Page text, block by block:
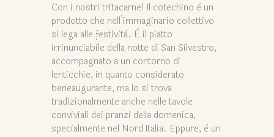
Con i nostri tritacarne! Il cotechino è un
prodotto che nell’immaginario collettivo
si lega alle festività. È il piatto
irrinunciabile della notte di San Silvestro,
accompagnato a un contorno di
lenticchie, in quanto considerato
beneaugurante, ma lo si trova
tradizionalmente anche nelle tavole
conviviali dei pranzi della domenica,
specialmente nel Nord Italia. Eppure, è un